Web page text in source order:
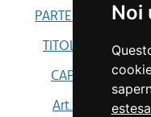
Noi
PARTE IV
TITOLO I
CAPO I
Art. 199